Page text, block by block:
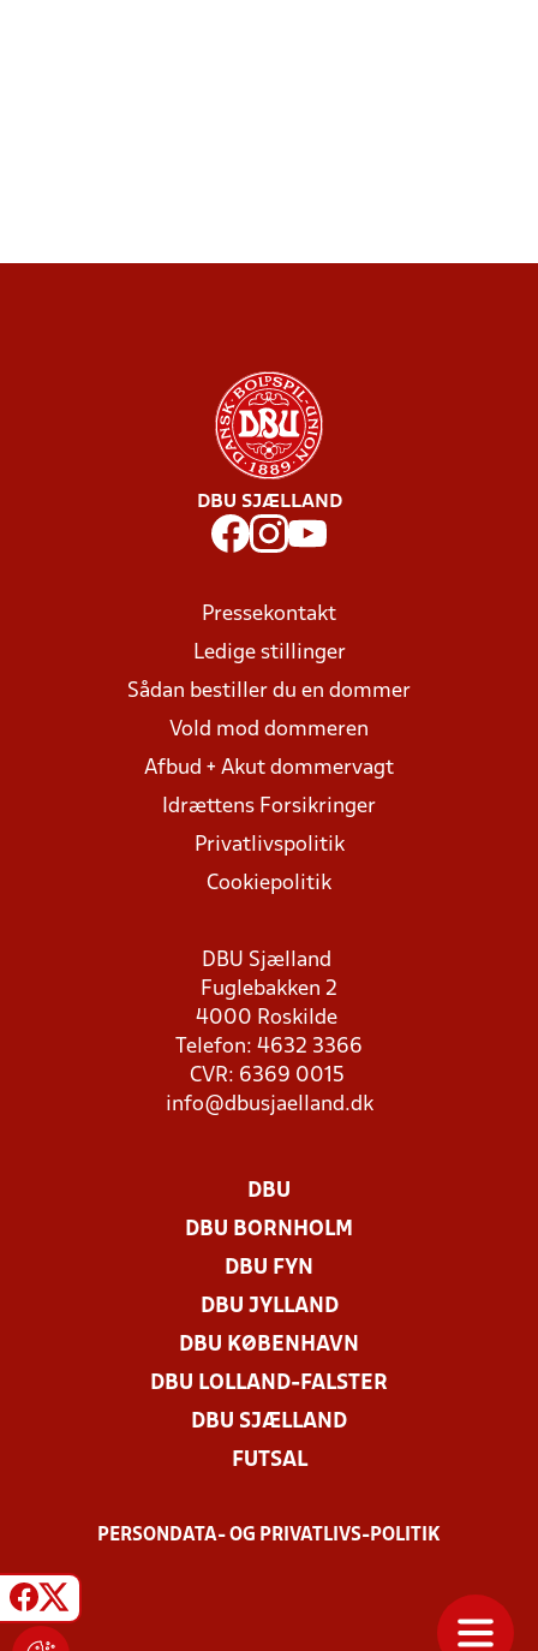
DBU SJÆLLAND
Pressekontakt
Ledige stillinger
Sådan bestiller du en dommer
Vold mod dommeren
Afbud + Akut dommervagt
Idrættens Forsikringer
Privatlivspolitik
Cookiepolitik
DBU Sjælland
Fuglebakken 2
4000 Roskilde
Telefon: 4632 3366
CVR: 6369 0015
info@dbusjaelland.dk
DBU
DBU BORNHOLM
DBU FYN
DBU JYLLAND
DBU KØBENHAVN
DBU LOLLAND-FALSTER
DBU SJÆLLAND
FUTSAL
PERSONDATA- OG PRIVATLIVS-POLITIK